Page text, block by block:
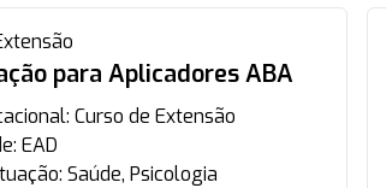
para Aplicadores ABA
Curso de Extensão
EAD
Saúde, Psicologia